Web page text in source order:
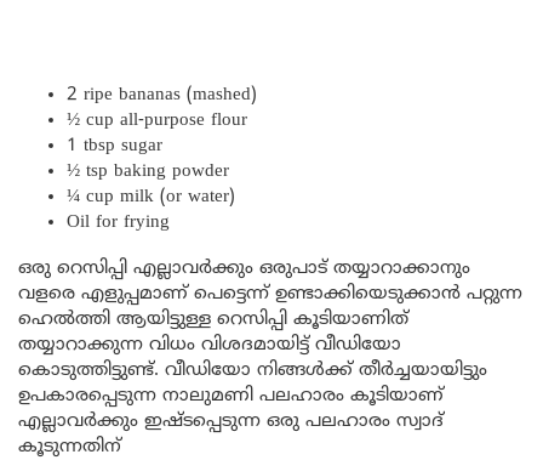
2 ripe bananas (mashed)
½ cup all-purpose flour
1 tbsp sugar
½ tsp baking powder
¼ cup milk (or water)
Oil for frying
ഒരു റെസിപ്പി എല്ലാവർക്കും ഒരുപാട് തയ്യാറാക്കാനും
വളരെ എളുപ്പമാണ് പെട്ടെന്ന് ഉണ്ടാക്കിയെടുക്കാൻ പറ്റുന്ന
ഹെൽത്തി ആയിട്ടുള്ള റെസിപ്പി കൂടിയാണിത്
തയ്യാറാക്കുന്ന വിധം വിശദമായിട്ട് വീഡിയോ
കൊടുത്തിട്ടുണ്ട്. വീഡിയോ നിങ്ങൾക്ക് തീർച്ചയായിട്ടും
ഉപകാരപ്പെടുന്ന നാലുമണി പലഹാരം കൂടിയാണ്
എല്ലാവർക്കും ഇഷ്ടപ്പെടുന്ന ഒരു പലഹാരം സ്വാദ്
കൂടുന്നതിന്